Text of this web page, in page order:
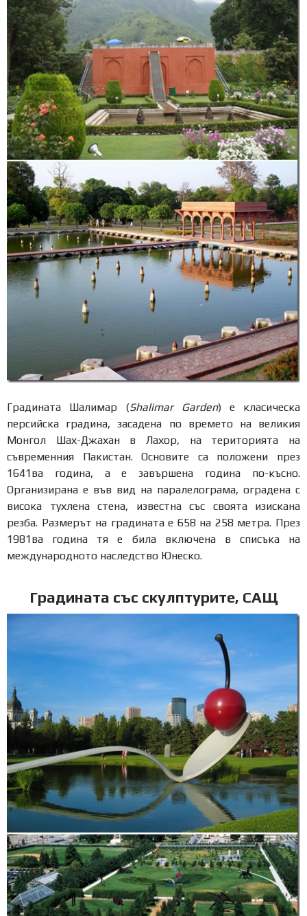
Градината Шалимар (Shalimar Garden) е класическа
персийска градина, засадена по времето на великия
Монгол Шах-Джахан в Лахор, на територията на
съвременния Пакистан. Основите са положени през
1641ва година, а е завършена година по-късно.
Организирана е във вид на паралелограма, оградена с
висока тухлена стена, известна със своята изискана
резба. Размерът на градината е 658 на 258 метра. През
1981ва година тя е била включена в списъка на
международното наследство Юнеско.
Градината със скулптурите, САЩ